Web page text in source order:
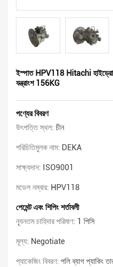
ইস্পাত HPV118 Hitachi
যন্ত্রাংশ 156KG
পণ্যের বিবরণ
উৎপত্তি স্থল: চীন
পরিচিতিমুলক নাম: DEKA
সাক্ষ্যদান: ISO9001
মডেল নম্বার: HPV118
পেমেন্ট এবং শিপিং শর্তাবলী
ন্যূনতম চাহিদার পরিমাণ: 1 পিসি
মূল্য: Negotiate
প্যাকেজিং বিবরণ: পলি ব্যাগ প্যাকিং